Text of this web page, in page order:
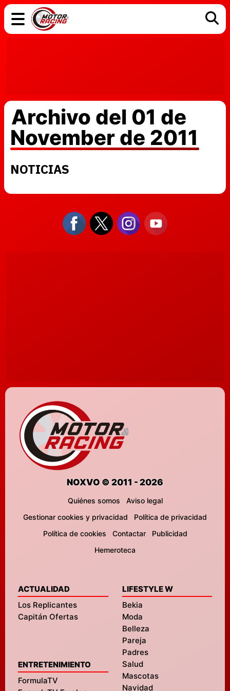
Archivo del 01 de
November de 2011
NOTICIAS
NOXVO © 2011 - 2026
Quiénes somos
Aviso legal
Gestionar cookies y privacidad
Política de privacidad
Política de cookies
Contactar
Publicidad
Hemeroteca
ACTUALIDAD
Los Replicantes
Capitán Ofertas
ENTRETENIMIENTO
FormulaTV
LIFESTYLE W
Bekia
Moda
Belleza
Pareja
Padres
Salud
Mascotas
Navidad